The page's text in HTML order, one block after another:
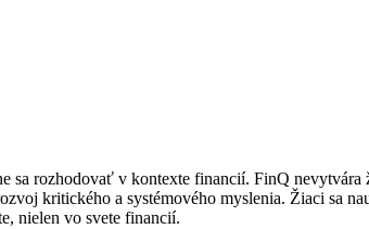
sa rozhodovať v kontexte financií. FinQ nevytvára
kritického a systémového myslenia. Žiaci sa
nielen vo svete financií.